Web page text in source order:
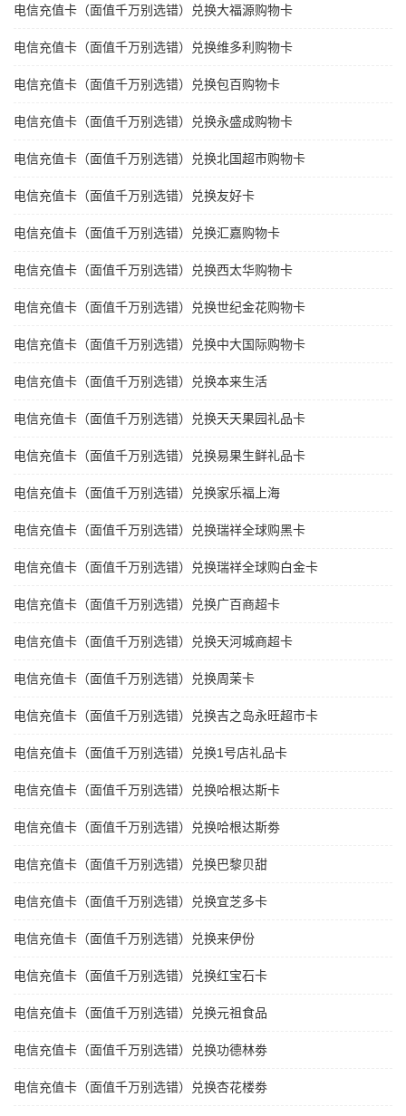
电信充值卡（面值千万别选错）兑换大福源购物卡
电信充值卡（面值千万别选错）兑换维多利购物卡
电信充值卡（面值千万别选错）兑换包百购物卡
电信充值卡（面值千万别选错）兑换永盛成购物卡
电信充值卡（面值千万别选错）兑换北国超市购物卡
电信充值卡（面值千万别选错）兑换友好卡
电信充值卡（面值千万别选错）兑换汇嘉购物卡
电信充值卡（面值千万别选错）兑换西太华购物卡
电信充值卡（面值千万别选错）兑换世纪金花购物卡
电信充值卡（面值千万别选错）兑换中大国际购物卡
电信充值卡（面值千万别选错）兑换本来生活
电信充值卡（面值千万别选错）兑换天天果园礼品卡
电信充值卡（面值千万别选错）兑换易果生鲜礼品卡
电信充值卡（面值千万别选错）兑换家乐福上海
电信充值卡（面值千万别选错）兑换瑞祥全球购黑卡
电信充值卡（面值千万别选错）兑换瑞祥全球购白金卡
电信充值卡（面值千万别选错）兑换广百商超卡
电信充值卡（面值千万别选错）兑换天河城商超卡
电信充值卡（面值千万别选错）兑换周茉卡
电信充值卡（面值千万别选错）兑换吉之岛永旺超市卡
电信充值卡（面值千万别选错）兑换1号店礼品卡
电信充值卡（面值千万别选错）兑换哈根达斯卡
电信充值卡（面值千万别选错）兑换哈根达斯劵
电信充值卡（面值千万别选错）兑换巴黎贝甜
电信充值卡（面值千万别选错）兑换宜芝多卡
电信充值卡（面值千万别选错）兑换来伊份
电信充值卡（面值千万别选错）兑换红宝石卡
电信充值卡（面值千万别选错）兑换元祖食品
电信充值卡（面值千万别选错）兑换功德林劵
电信充值卡（面值千万别选错）兑换杏花楼劵